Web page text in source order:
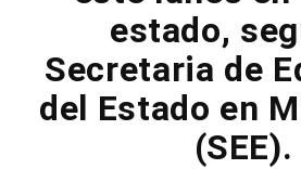
estado,
Secretaria de
del Estado en
(SEE).